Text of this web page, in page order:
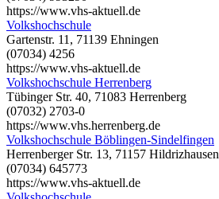
https://www.vhs-aktuell.de
Volkshochschule
Gartenstr. 11, 71139 Ehningen
(07034) 4256
https://www.vhs-aktuell.de
Volkshochschule Herrenberg
Tübinger Str. 40, 71083 Herrenberg
(07032) 2703-0
https://www.vhs.herrenberg.de
Volkshochschule Böblingen-Sindelfingen
Herrenberger Str. 13, 71157 Hildrizhausen
(07034) 645773
https://www.vhs-aktuell.de